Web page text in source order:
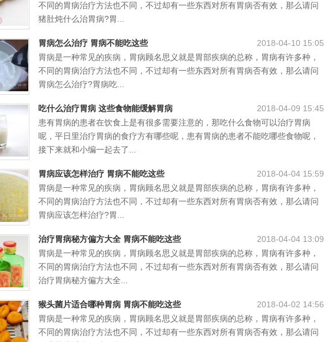
不同的胃病治疗方法也不同，不过却有一些东西对所有胃病否有效，那么请问
猪肚炖什么治胃病?胃...
胃病怎么治疗 胃病不能吃这些
2018-04-10 15:05
胃病是一种常见的疾病，胃病顾名思义就是胃部疾病的总称，胃病有许多种，
不同的胃病治疗方法也不同，不过却有一些东西对所有胃病否有效，那么请问
胃病怎么治疗?胃病吃...
吃什么治疗胃病 这些食物能缓解胃病
2018-04-09 15:45
患有胃病的患者在饮食上是有很多需要注意的，那吃什么食物可以治疗胃病
呢，平日里治疗胃病的食疗方有哪些呢，患有胃病的患者不能吃哪些食物呢，
接下来就和小编一起去了...
胃病应该怎样治疗 胃病不能吃这些
2018-04-04 15:59
胃病是一种常见的疾病，胃病顾名思义就是胃部疾病的总称，胃病有许多种，
不同的胃病治疗方法也不同，不过却有一些东西对所有胃病否有效，那么请问
胃病应该怎样治疗?胃...
治疗胃病秘方偏方大全 胃病不能吃这些
2018-04-04 13:09
胃病是一种常见的疾病，胃病顾名思义就是胃部疾病的总称，胃病有许多种，
不同的胃病治疗方法也不同，不过却有一些东西对所有胃病否有效，那么请问
治疗胃病秘方偏方大全...
猴头菌片适合哪种胃病 胃病不能吃这些
2018-04-02 14:56
胃病是一种常见的疾病，胃病顾名思义就是胃部疾病的总称，胃病有许多种，
不同的胃病治疗方法也不同，不过却有一些东西对所有胃病否有效，那么请问